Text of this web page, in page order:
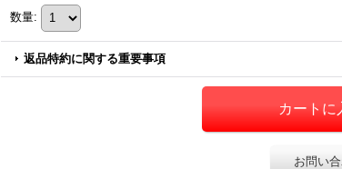
数量:
返品特約に関する重要事項
お問い